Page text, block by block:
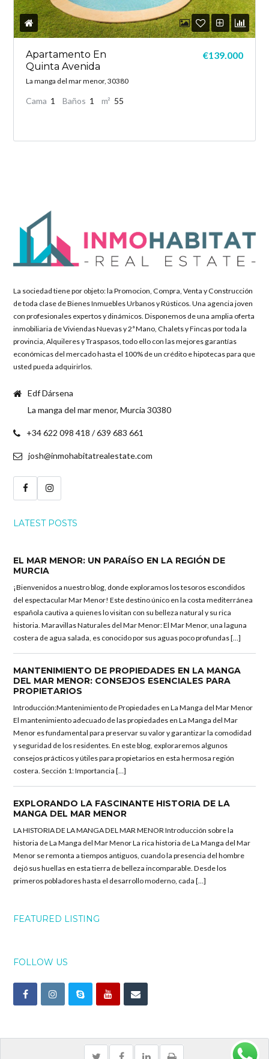
Apartamento En
Quinta Avenida
La manga del mar menor, 30380
€139.000
Cama 1 Baños 1 m² 55
La sociedad tiene por objeto: la Promocion, Compra, Venta y Construcción
de toda clase de Bienes Inmuebles Urbanos y Rústicos. Una agencia joven
con profesionales expertos y dinámicos. Disponemos de una amplia oferta
inmobiliaria de Viviendas Nuevas y 2ª Mano, Chalets y Fincas por toda la
provincia, Alquileres y Traspasos, todo ello con las mejores garantías
económicas del mercado hasta el 100% de un crédito e hipotecas para que
usted pueda adquirirlos.
Edf Dársena
La manga del mar menor, Murcia 30380
+34 622 098 418 / 639 683 661
josh@inmohabitatrealestate.com
LATEST POSTS
EL MAR MENOR: UN PARAÍSO EN LA REGIÓN DE
MURCIA
¡Bienvenidos a nuestro blog, donde exploramos los tesoros escondidos
del espectacular Mar Menor! Este destino único en la costa mediterránea
española cautiva a quienes lo visitan con su belleza natural y su rica
historia. Maravillas Naturales del Mar Menor: El Mar Menor, una laguna
costera de agua salada, es conocido por sus aguas poco profundas […]
MANTENIMIENTO DE PROPIEDADES EN LA MANGA
DEL MAR MENOR: CONSEJOS ESENCIALES PARA
PROPIETARIOS
Introducción:Mantenimiento de Propiedades en La Manga del Mar Menor
El mantenimiento adecuado de las propiedades en La Manga del Mar
Menor es fundamental para preservar su valor y garantizar la comodidad
y seguridad de los residentes. En este blog, exploraremos algunos
consejos prácticos y útiles para propietarios en esta hermosa región
costera. Sección 1: Importancia […]
EXPLORANDO LA FASCINANTE HISTORIA DE LA
MANGA DEL MAR MENOR
LA HISTORIA DE LA MANGA DEL MAR MENOR Introducción sobre la
historia de La Manga del Mar Menor La rica historia de La Manga del Mar
Menor se remonta a tiempos antiguos, cuando la presencia del hombre
dejó sus huellas en esta tierra de belleza incomparable. Desde los
primeros pobladores hasta el desarrollo moderno, cada […]
FEATURED LISTING
FOLLOW US